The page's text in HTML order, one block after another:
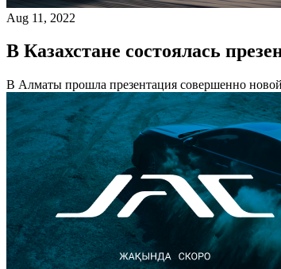
Aug 11, 2022
В Казахстане состоялась
В Алматы прошла презентация совершенно